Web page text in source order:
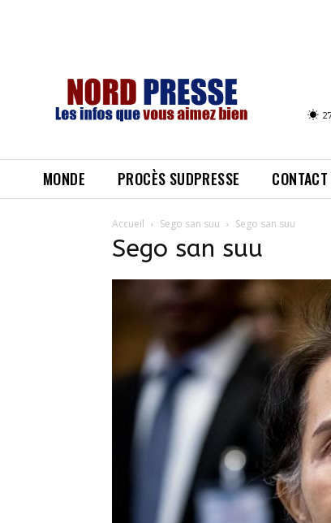
MONDE PROCÈS SUDPRESSE CONTACT
Accueil Sego san suu Sego san suu
Sego san suu